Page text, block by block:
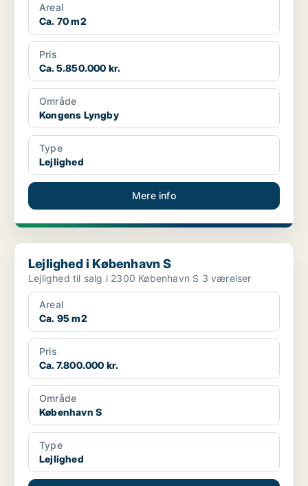
Areal
Ca. 70 m2
Pris
Ca. 5.850.000 kr.
Område
Kongens Lyngby
Type
Lejlighed
Mere info
Lejlighed i København S
Lejlighed i København S
Lejlighed til salg i 2300 København S 3 værelser
Areal
Ca. 95 m2
Pris
Ca. 7.800.000 kr.
Område
København S
Type
Lejlighed